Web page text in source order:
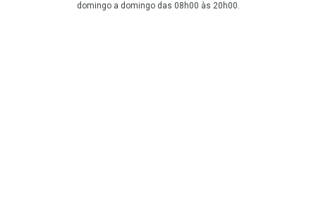
domingo a domingo das 08h00 às 20h00.